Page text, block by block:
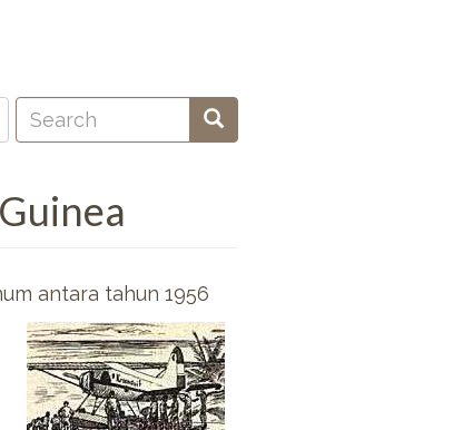
Dropdown
Search Search
antara tahun 1956